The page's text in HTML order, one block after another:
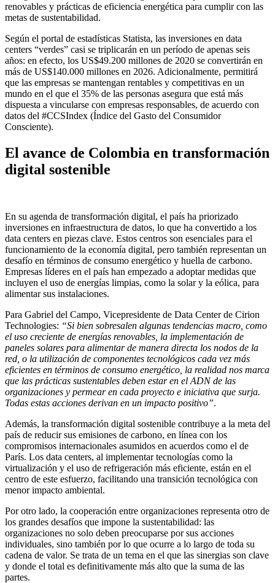
renovables y prácticas de eficiencia energética para cumplir con las
metas de sustentabilidad.
Según el portal de estadísticas Statista, las inversiones en data
centers “verdes” casi se triplicarán en un período de apenas seis
años: en efecto, los US$49.200 millones de 2020 se convertirán en
más de US$140.000 millones en 2026. Adicionalmente, permitirá
que las empresas se mantengan rentables y competitivas en un
mundo en el que el 35% de las personas asegura que está más
dispuesta a vincularse con empresas responsables, de acuerdo con
datos del #CCSIndex (Índice del Gasto del Consumidor
Consciente).
El avance de Colombia en transformación
digital sostenible
En su agenda de transformación digital, el país ha priorizado
inversiones en infraestructura de datos, lo que ha convertido a los
data centers en piezas clave. Estos centros son esenciales para el
funcionamiento de la economía digital, pero también representan un
desafío en términos de consumo energético y huella de carbono.
Empresas líderes en el país han empezado a adoptar medidas que
incluyen el uso de energías limpias, como la solar y la eólica, para
alimentar sus instalaciones.
Para Gabriel del Campo, Vicepresidente de Data Center de Cirion
Technologies: “Si bien sobresalen algunas tendencias macro, como
el uso creciente de energías renovables, la implementación de
paneles solares para alimentar de manera directa los nodos de la
red, o la utilización de componentes tecnológicos cada vez más
eficientes en términos de consumo energético, la realidad nos marca
que las prácticas sustentables deben estar en el ADN de las
organizaciones y permear en cada proyecto e iniciativa que surja.
Todas estas acciones derivan en un impacto positivo”.
Además, la transformación digital sostenible contribuye a la meta del
país de reducir sus emisiones de carbono, en línea con los
compromisos internacionales asumidos en acuerdos como el de
París. Los data centers, al implementar tecnologías como la
virtualización y el uso de refrigeración más eficiente, están en el
centro de este esfuerzo, facilitando una transición tecnológica con
menor impacto ambiental.
Por otro lado, la cooperación entre organizaciones representa otro de
los grandes desafíos que impone la sustentabilidad: las
organizaciones no solo deben preocuparse por sus acciones
individuales, sino también por lo que ocurre a lo largo de toda su
cadena de valor. Se trata de un tema en el que las sinergias son clave
y donde el total es definitivamente más alto que la suma de las
partes.